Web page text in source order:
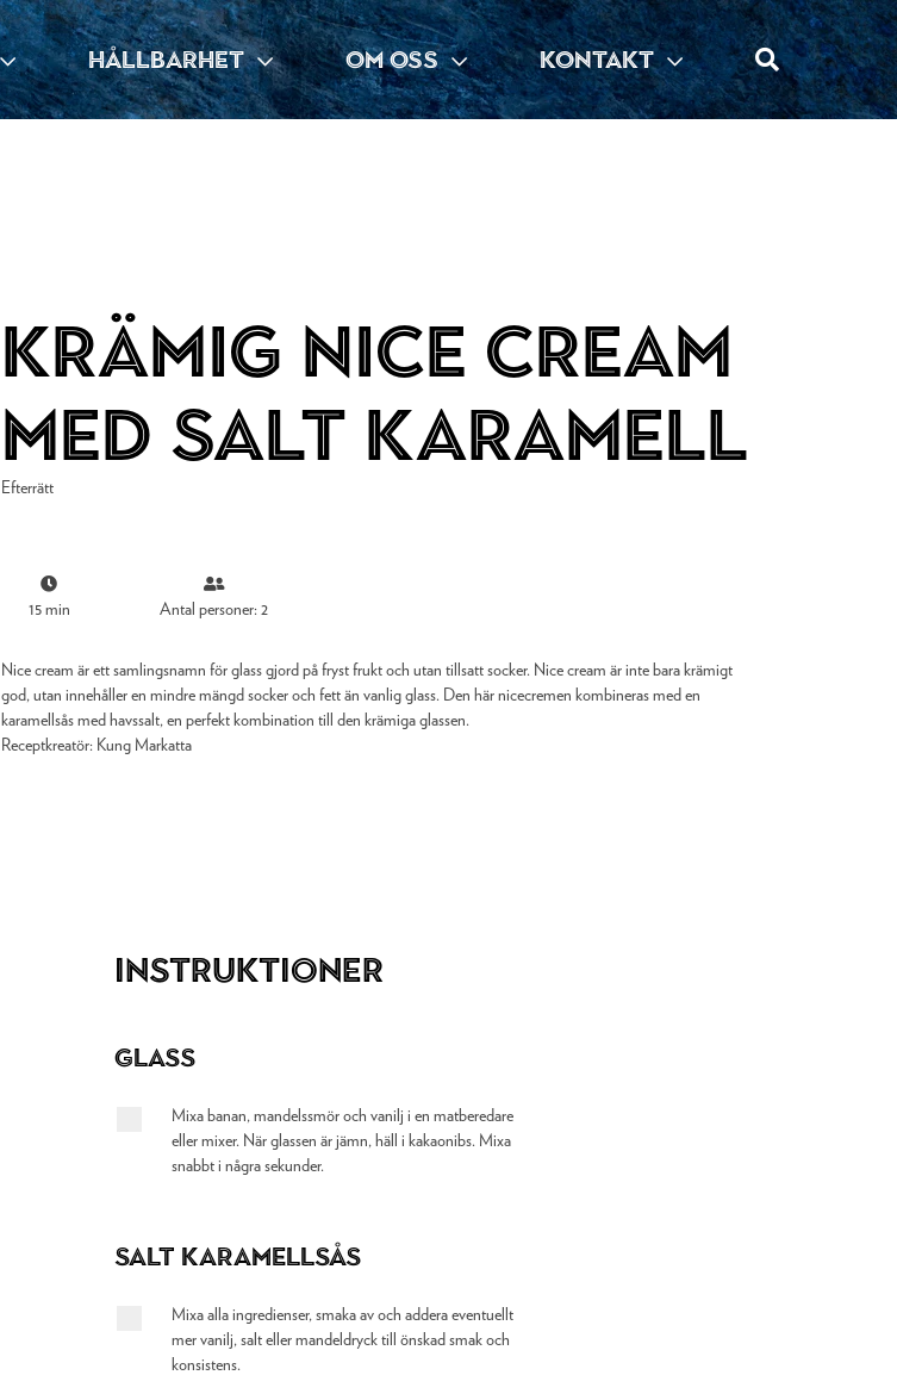
HÅLLBARHET OM OSS KONTAKT
Krämig nice cream
med salt karamell
Efterrätt
15 min Antal personer: 2
Nice cream är ett samlingsnamn för glass gjord på fryst frukt och utan tillsatt socker. Nice cream är inte bara krämigt
god, utan innehåller en mindre mängd socker och fett än vanlig glass. Den här nicecremen kombineras med en
karamellsås med havssalt, en perfekt kombination till den krämiga glassen.
Receptkreatör: Kung Markatta
Instruktioner
Glass
Mixa banan, mandelssmör och vanilj i en matberedare
eller mixer. När glassen är jämn, häll i kakaonibs. Mixa
snabbt i några sekunder.
Salt karamellsås
Mixa alla ingredienser, smaka av och addera eventuellt
mer vanilj, salt eller mandeldryck till önskad smak och
konsistens.